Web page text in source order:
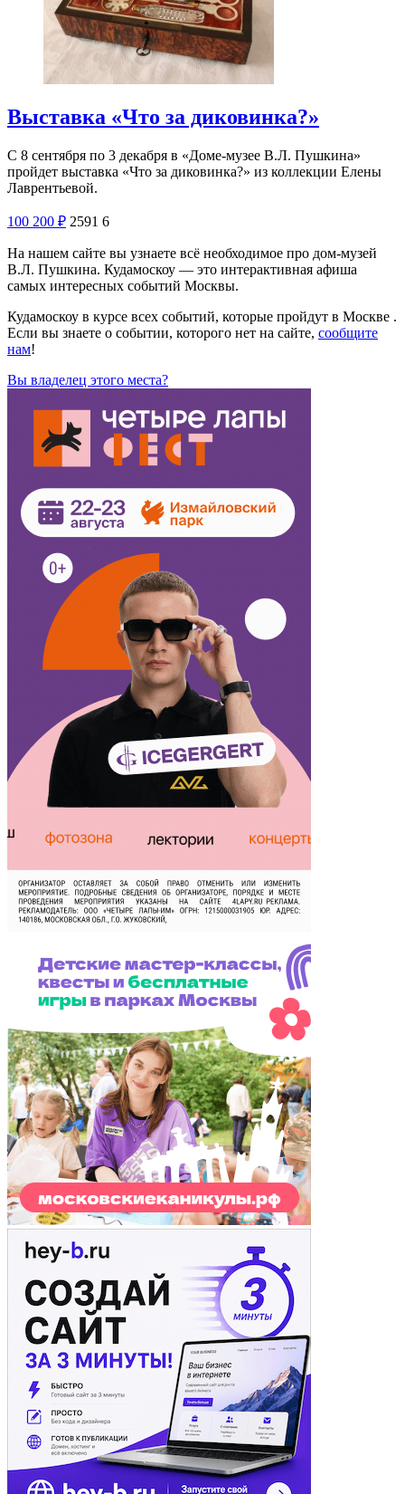
Выставка «Что за диковинка?»
С 8 сентября по 3 декабря в «Доме-музее В.Л. Пушкина»
пройдет выставка «Что за диковинка?» из коллекции Елены
Лаврентьевой.
100 200 ₽ 2591 6
На нашем сайте вы узнаете всё необходимое про дом-музей
В.Л. Пушкина. Кудамоскоу — это интерактивная афиша
самых интересных событий Москвы.
Кудамоскоу в курсе всех событий, которые пройдут в Москве .
Если вы знаете о событии, которого нет на сайте, сообщите
нам!
Вы владелец этого места?